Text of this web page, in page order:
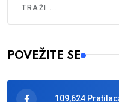
Type 2 or more
POVEŽITE SE
109,624